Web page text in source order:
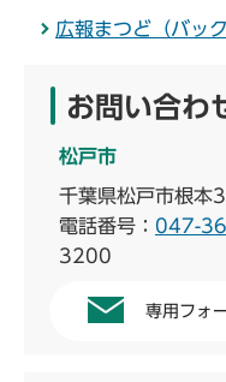
広報まつど（バッ
お問い合わ
松戸市
千葉県松戸市根本
電話番号： 047-
3200
専用フォ